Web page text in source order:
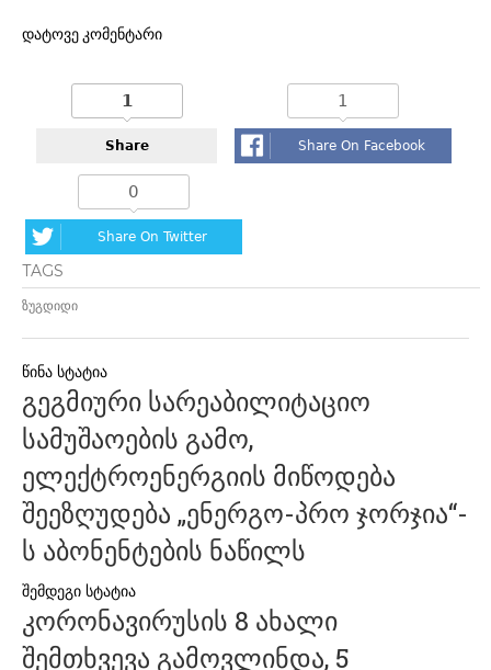
დატოვე კომენტარი
1
Share
1
Share On Facebook
0
Share On Twitter
TAGS
ზუგდიდი
პოსტის
ნავიგაცია
გეგმიური სარეაბილიტაციო
სამუშაოების გამო,
ელექტროენერგიის მიწოდება
შეეზღუდება „ენერგო-პრო ჯორჯია“-
ს აბონენტების ნაწილს
კორონავირუსის 8 ახალი
შემთხვევა გამოვლინდა, 5